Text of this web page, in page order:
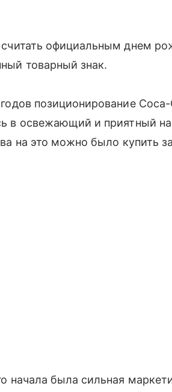
официальным днем
товарный знак.
позиционирование
в освежающий и приятный
на это можно было купить
начала была сильная